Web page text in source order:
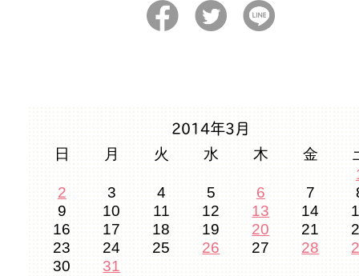
2014年3月
日 月 火 水 木 金
2
3 4 5 6 7
9
10 11 12 13 14
16
17 18 19 20 21
23
24 25 26 27 28
30
31